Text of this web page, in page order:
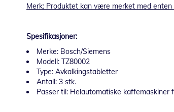
Merk: Produktet kan være merket med
Spesifikasjoner:
Merke: Bosch/Siemens
Modell: TZ80002
Type: Avkalkingstabletter
Antall: 3 stk.
Passer til: Helautomatiske kaffemaskiner